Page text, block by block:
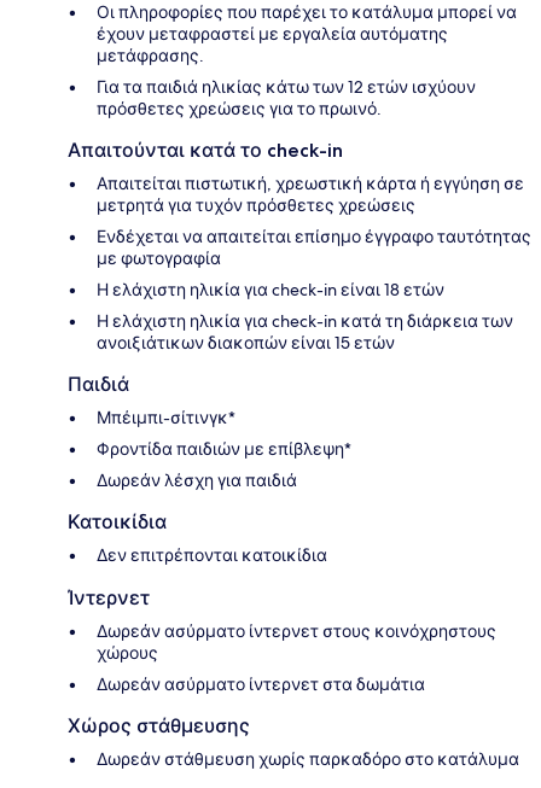
Οι πληροφορίες που παρέχει το κατάλυμα μπορεί να
έχουν μεταφραστεί με εργαλεία αυτόματης
μετάφρασης.
Για τα παιδιά ηλικίας κάτω των 12 ετών ισχύουν
πρόσθετες χρεώσεις για το πρωινό.
Απαιτούνται κατά το check-in
Απαιτείται πιστωτική, χρεωστική κάρτα ή εγγύηση σε
μετρητά για τυχόν πρόσθετες χρεώσεις
Ενδέχεται να απαιτείται επίσημο έγγραφο ταυτότητας
με φωτογραφία
Η ελάχιστη ηλικία για check-in είναι 18 ετών
Η ελάχιστη ηλικία για check-in κατά τη διάρκεια των
ανοιξιάτικων διακοπών είναι 15 ετών
Παιδιά
Μπέιμπι-σίτινγκ*
Φροντίδα παιδιών με επίβλεψη*
Δωρεάν λέσχη για παιδιά
Κατοικίδια
Δεν επιτρέπονται κατοικίδια
Ίντερνετ
Δωρεάν ασύρματο ίντερνετ στους κοινόχρηστους
χώρους
Δωρεάν ασύρματο ίντερνετ στα δωμάτια
Χώρος στάθμευσης
Δωρεάν στάθμευση χωρίς παρκαδόρο στο κατάλυμα